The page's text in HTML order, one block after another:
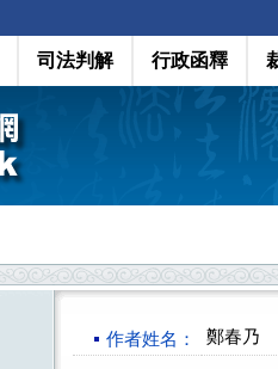
司法判解 行政函釋
作者姓名： 鄭春乃